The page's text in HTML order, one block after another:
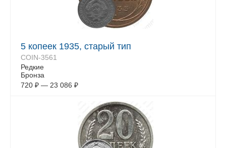
5 копеек 1935, старый тип
COIN-3561
Редкие
Бронза
720 ₽ — 23 086 ₽